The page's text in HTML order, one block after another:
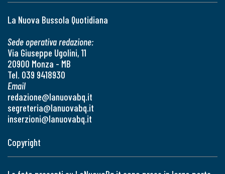
La Nuova Bussola Quotidiana
Sede operativa redazione:
Via Giuseppe Ugolini, 11
20900 Monza - MB
Tel. 039 9418930
Email
redazione@lanuovabq.it
segreteria@lanuovabq.it
inserzioni@lanuovabq.it
Copyright